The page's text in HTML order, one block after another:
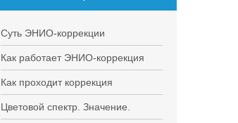
Суть ЭНИО-коррекции
Как работает ЭНИО-коррекция
Как проходит коррекция
Цветовой спектр. Значение.